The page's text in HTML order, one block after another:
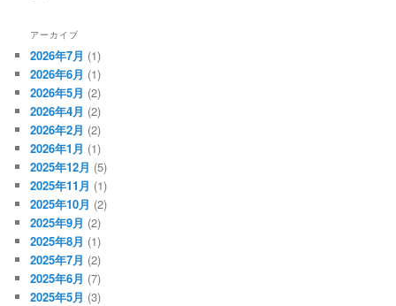
アーカイブ
2026年7月 (1)
2026年6月 (1)
2026年5月 (2)
2026年4月 (2)
2026年2月 (2)
2026年1月 (1)
2025年12月 (5)
2025年11月 (1)
2025年10月 (2)
2025年9月 (2)
2025年8月 (1)
2025年7月 (2)
2025年6月 (7)
2025年5月 (3)